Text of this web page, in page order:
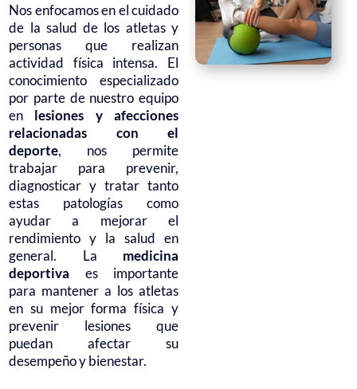
Nos enfocamos en el cuidado
de la salud de los atletas y
personas que realizan
actividad física intensa. El
conocimiento especializado
por parte de nuestro equipo
en lesiones y afecciones
relacionadas con el
deporte, nos permite
trabajar para prevenir,
diagnosticar y tratar tanto
estas patologías como
ayudar a mejorar el
rendimiento y la salud en
general. La medicina
deportiva es importante
para mantener a los atletas
en su mejor forma física y
prevenir lesiones que
puedan afectar su
desempeño y bienestar.